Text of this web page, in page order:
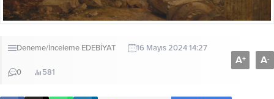
Deneme/İnceleme EDEBİYAT 16 Mayıs 2024 14:27
0 581
A+ A-